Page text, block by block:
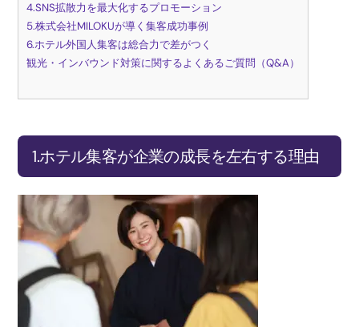
4.SNS拡散力を最大化するプロモーション
5.株式会社MILOKUが導く集客成功事例
6.ホテル外国人集客は総合力で差がつく
観光・インバウンド対策に関するよくあるご質問（Q&A）
1.ホテル集客が企業の成長を左右する理由